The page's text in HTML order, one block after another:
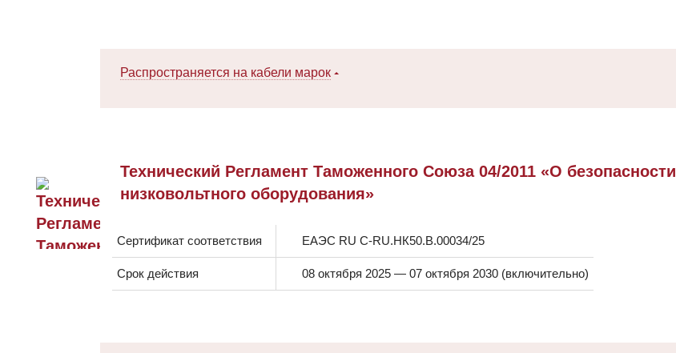
Распространяется на кабели марок
Технический Регламент Таможенного Союза 04/2011 «О безопасности
низковольтного оборудования»
Сертификат соответствия ЕАЭС RU C-RU.НК50.В.00034/25
Срок действия 08 октября 2025 — 07 октября 2030 (включительно)